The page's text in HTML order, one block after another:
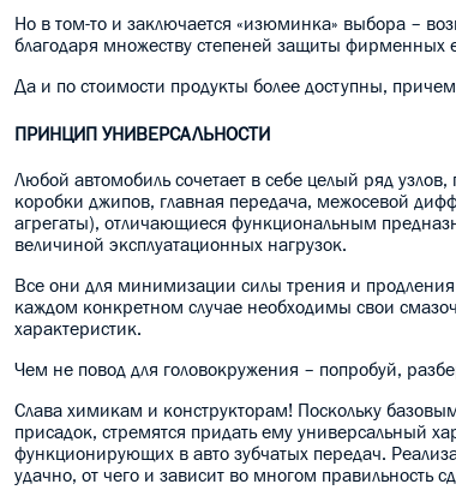
Но в том-то и заключается «изюминка» выбора –
благодаря множеству степеней защиты фирменных
Да и по стоимости продукты более доступны,
ПРИНЦИП УНИВЕРСАЛЬНОСТИ
Любой автомобиль сочетает в себе целый ряд
коробки джипов, главная передача, межосевой
агрегаты), отличающиеся функциональным
величиной эксплуатационных нагрузок.
Все они для минимизации силы трения и
каждом конкретном случае необходимы свои
характеристик.
Чем не повод для головокружения – попробуй,
Слава химикам и конструкторам! Поскольку
присадок, стремятся придать ему универсальный
функционирующих в авто зубчатых передач.
удачно, от чего и зависит во многом правильность